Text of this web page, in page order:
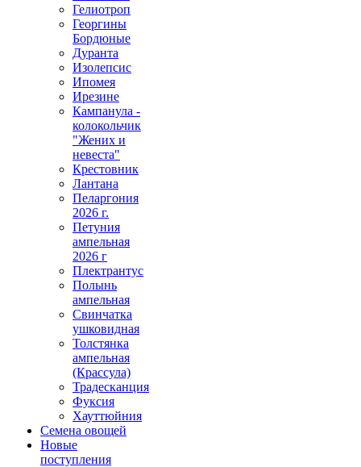
Гелиотроп
Георгины
Бордюные
Дуранта
Изолепсис
Ипомея
Ирезине
Кампанула -
колокольчик
"Жених и
невеста"
Крестовник
Лантана
Пеларгония
2026 г.
Петуния
ампельная
2026 г
Плектрантус
Полынь
ампельная
Свинчатка
ушковидная
Толстянка
ампельная
(Крассула)
Традесканция
Фуксия
Хауттюйния
Семена овощей
Новые
поступления